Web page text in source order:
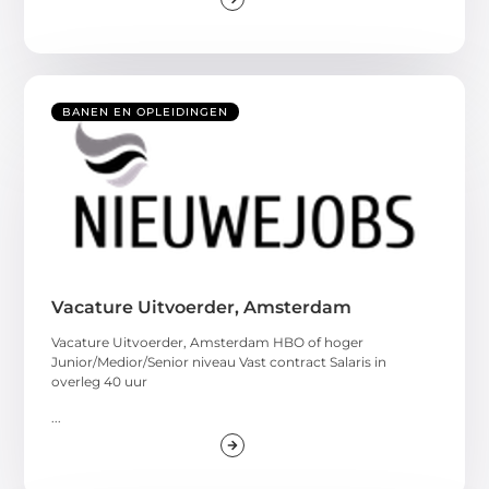
BANEN EN OPLEIDINGEN
Vacature Uitvoerder, Amsterdam
Vacature Uitvoerder, Amsterdam HBO of hoger
Junior/Medior/Senior niveau Vast contract Salaris in
overleg 40 uur